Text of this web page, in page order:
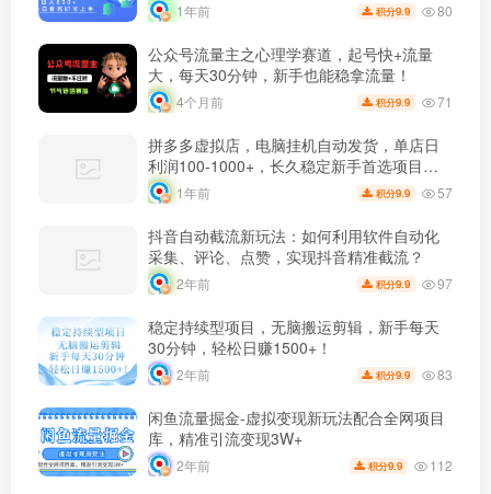
1年前 积分9.9 80
公众号流量主之心理学赛道，起号快+流量
大，每天30分钟，新手也能稳拿流量！
4个月前 积分9.9 71
拼多多虚拟店，电脑挂机自动发货，单店日
利润100-1000+，长久稳定新手首选项目，
可批量放大操作
1年前 积分9.9 57
抖音自动截流新玩法：如何利用软件自动化
采集、评论、点赞，实现抖音精准截流？
2年前 积分9.9 97
稳定持续型项目，无脑搬运剪辑，新手每天
30分钟，轻松日赚1500+！
2年前 积分9.9 83
闲鱼流量掘金-虚拟变现新玩法配合全网项目
库，精准引流变现3W+
2年前 积分9.9 112